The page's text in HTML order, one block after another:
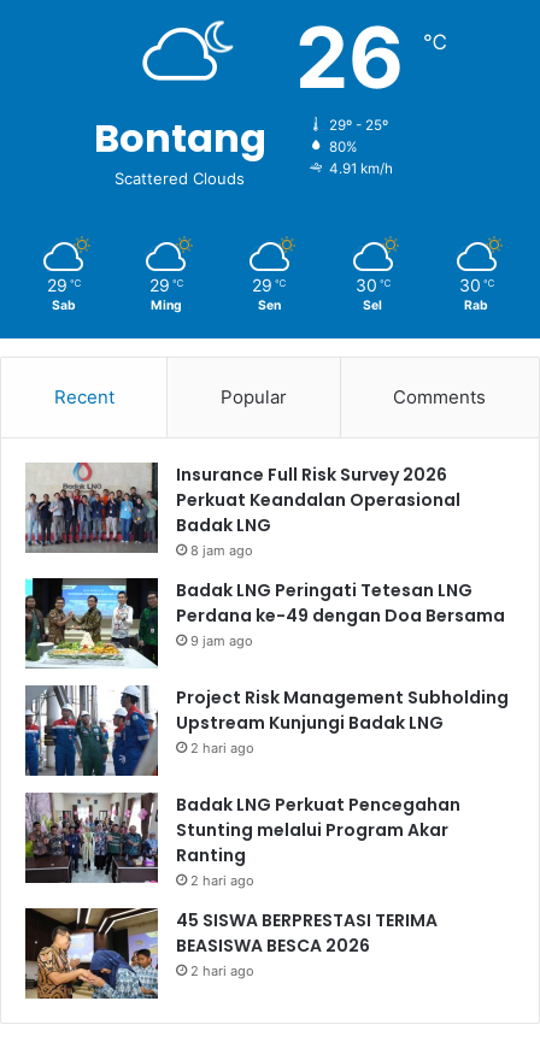
Bontang
Scattered Clouds
26 ℃
29º - 25º
80%
4.91 km/h
29 ℃
Sab
29 ℃
Ming
29 ℃
Sen
30 ℃
Sel
30 ℃
Rab
Recent Popular Comments
Insurance Full Risk Survey 2026
Perkuat Keandalan Operasional
Badak LNG
8 jam ago
Badak LNG Peringati Tetesan LNG
Perdana ke-49 dengan Doa Bersama
9 jam ago
Project Risk Management Subholding
Upstream Kunjungi Badak LNG
2 hari ago
Badak LNG Perkuat Pencegahan
Stunting melalui Program Akar
Ranting
2 hari ago
45 SISWA BERPRESTASI TERIMA
BEASISWA BESCA 2026
2 hari ago